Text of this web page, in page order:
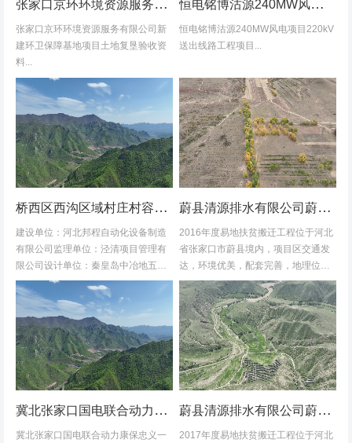
张家口京环环境资源服务有限公司新建环卫保障基地项目土地复垦验收资料
张家口京环环境资源服务有限公司新
建环卫保障基地项目土地复垦验收资
料...
恒电铭博沽源240MW风电项目220kV送出线路工程项目土地复垦验收资料
恒电铭博沽源240MW风电项目220kV
送出线路工程项目...
桥西区西沟区域村庄村容村貌改造提升及基础设施建设项目堆料场土地复垦验收资料
建设单位：河北邦程自动化设备制造
有限公司监理单位：泾清项目管理有
限公司设计单位：秦皇岛中冶地五一
五勘测有限公司施工单位：河北康安
劳务派遣有限公司桥西区西沟区域村
庄村容村貌改造提升及基础设施建设
项目堆料...
蔚县清源排水有限公司蔚县2016年度易地扶贫搬迁工程水土保持方案
2016年度易地扶贫搬迁工程位于河北
省张家口市蔚县境内，项目区交通发
达，环境优美，配套完善，地理位置
优越。项目地理位置图见附图1-1。项
目共建12个易地搬迁安置区，分别位
于白草村乡西户庄村、柏树乡柏树...
冀北张家口国电联合动力康保忠义一期风电220kV送出工程水土保持报告表
冀北张家口国电联合动力康保忠义一
蔚县清源排水有限公司蔚县2017年度易地扶贫搬迁工程（一期）水土保持方案
2017年度易地扶贫搬迁工程位于河北